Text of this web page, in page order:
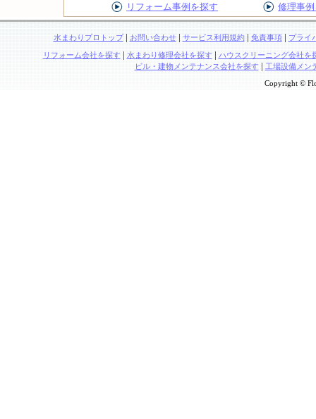
リフォーム事例を探す 修理事
水まわりプロトップ| お問い合わせ| サービス利用規約| 免責事項| プライ
リフォーム会社を探す | 水まわり修理会社を探す | ハウスクリーニング会社を
ビル・建物メンテナンス会社を探す| 工場設備メン
Copyright ©